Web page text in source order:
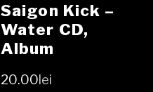
Saigon Kick –
Water CD,
Album
20.00lei